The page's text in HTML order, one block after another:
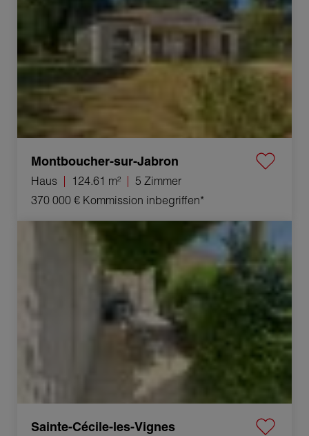
Montboucher-sur-Jabron
Haus 124.61 m²
5 Zimmer
370 000 € Kommission inbegriffen*
Verkauf Appartement Sainte-Cécile-les-Vignes 3 Zimmer
Sainte-Cécile-les-Vignes